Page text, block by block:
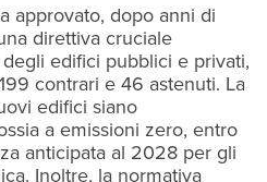
approvato, dopo anni di
direttiva cruciale
edifici pubblici e privati,
contrari e 46 astenuti. La
edifici siano
a emissioni zero, entro
anticipata al 2028 per gli
Inoltre, la normativa